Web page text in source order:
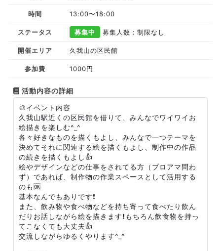
時間 13:00〜18:00
ステータス 募集中 募集人数：制限なし
開催エリア 久我山の区民館
参加費 1000円
活動内容の詳細
🎨イベント内容
久我山駅近くの区民館を借りて、みんなでワイワイお
絵描きを楽しむ^_^
各々好きなものを描くもよし、みんなで一つテーマを
決めてそれに関連する絵を描くもよし、制作中の作品
の続きを描くもよし👍
絵やデザインなどの仕事をされてる方（プロアマ問わ
ず）であれば、制作物の作業スペースとして活用する
のも🆗
基本なんでもありです❗
また、飲み物や食べ物などを持ち寄って食べたり飲ん
だりお話しながら絵を描きます❗もちろん飲食物を持っ
てこなくても大丈夫👍
交流しながらゆるくやります^_^